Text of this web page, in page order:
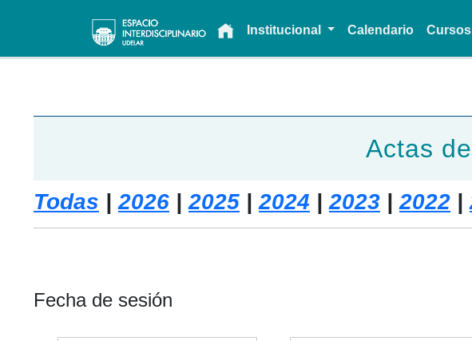
Main navigationInstitucional Calendario Cursos
Actas
Todas |2026 |2025 |2024 |2023 |2022 |
Fecha de sesión